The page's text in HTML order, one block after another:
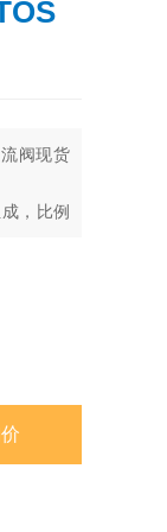
阀现货
，比例
是根据